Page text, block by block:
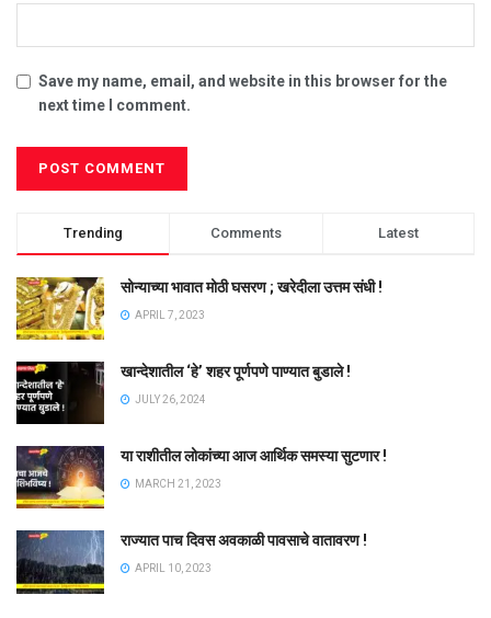
Save my name, email, and website in this browser for the
next time I comment.
Trending Comments Latest
सोन्याच्या भावात मोठी घसरण ; खरेदीला उत्तम संधी !
APRIL 7, 2023
खान्देशातील ‘हे’ शहर पूर्णपणे पाण्यात बुडाले !
JULY 26, 2024
या राशीतील लोकांच्या आज आर्थिक समस्या सुटणार !
MARCH 21, 2023
राज्यात पाच दिवस अवकाळी पावसाचे वातावरण !
APRIL 10, 2023